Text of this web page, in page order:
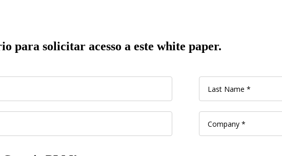
para solicitar acesso a este white paper.